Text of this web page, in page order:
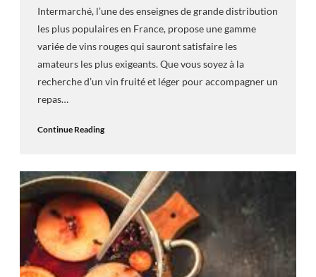
Intermarché, l’une des enseignes de grande distribution
les plus populaires en France, propose une gamme
variée de vins rouges qui sauront satisfaire les
amateurs les plus exigeants. Que vous soyez à la
recherche d’un vin fruité et léger pour accompagner un
repas…
Continue Reading